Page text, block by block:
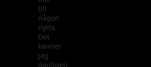
till
någon
nytta.
Det
känner
jag
dagligen